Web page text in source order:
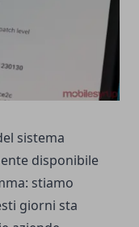
sistema
disponibile
stiamo
giorni sta